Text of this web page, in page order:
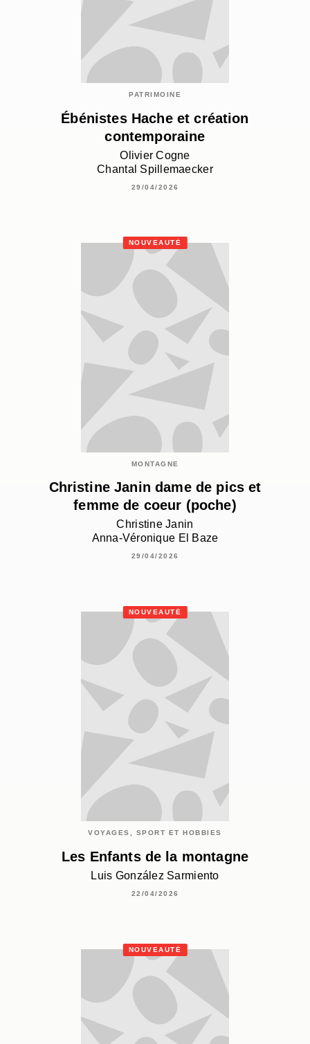
PATRIMOINE
Ébénistes Hache et création
contemporaine
Olivier Cogne
Chantal Spillemaecker
29/04/2026
NOUVEAUTÉ
MONTAGNE
Christine Janin dame de pics et
femme de coeur (poche)
Christine Janin
Anna-Véronique El Baze
29/04/2026
NOUVEAUTÉ
VOYAGES, SPORT ET HOBBIES
Les Enfants de la montagne
Luis González Sarmiento
22/04/2026
NOUVEAUTÉ